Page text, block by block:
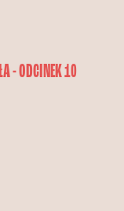
- ODCINEK 10